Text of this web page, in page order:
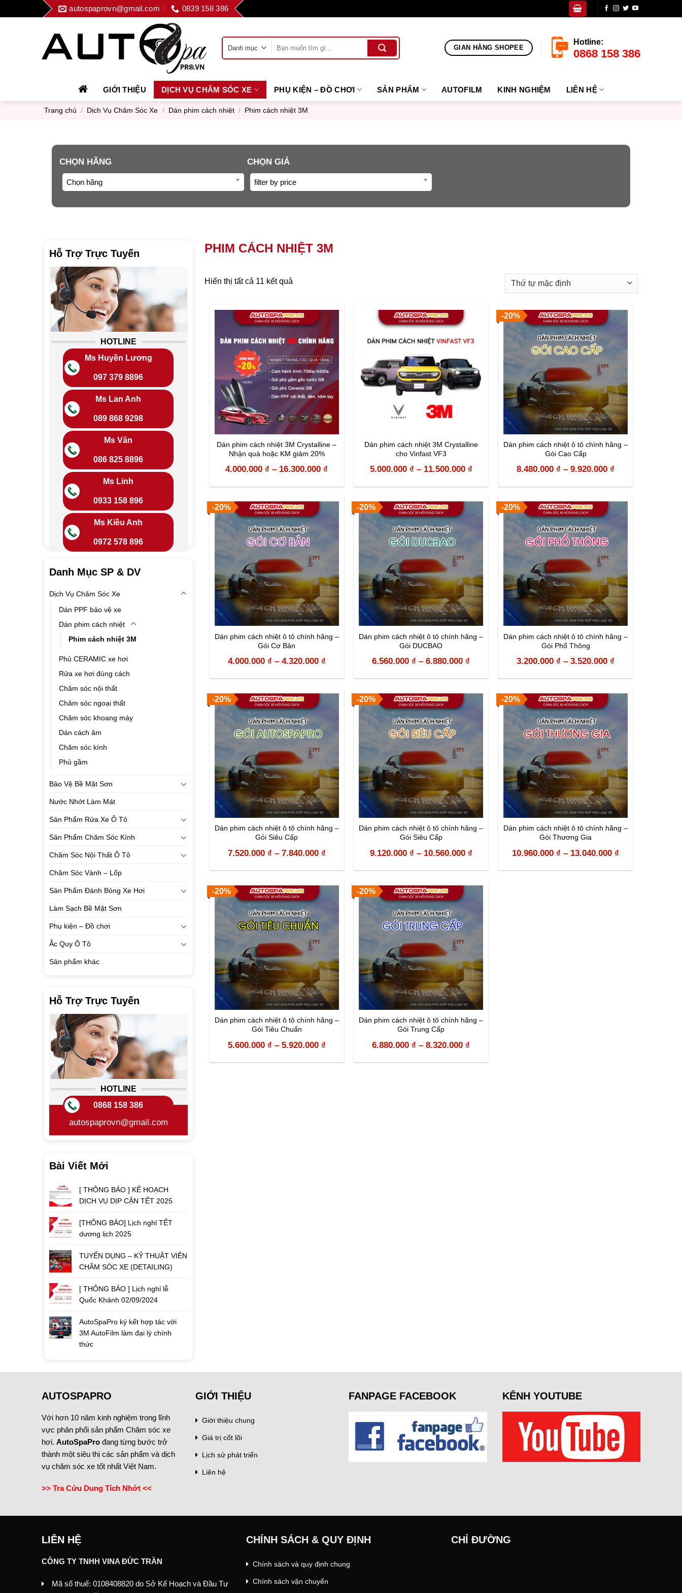
to
autospaprovn@gmail.com 0839 158 386
kiếm:
GIAN HÀNG SHOPEE
Hotline:
0868 158 386
GIỚI THIỆU DỊCH VỤ CHĂM SÓC XE PHỤ KIỆN – ĐỒ CHƠI SẢN PHẨM AUTOFILM KINH NGHIỆM LIÊN HỆ
Trang chủ / Dịch Vụ Chăm Sóc Xe / Dán phim cách nhiệt / Phim cách nhiệt 3M
CHỌN HÃNG
Chọn hãng
CHỌN GIÁ
filter by price
Hỗ Trợ Trực Tuyến
HOTLINE
Ms Huyền Lương
097 379 8896
Ms Lan Anh
089 868 9298
Ms Vân
086 825 8896
Ms Linh
0933 158 896
Ms Kiều Anh
0972 578 896
Danh Mục SP & DV
Dịch Vụ Chăm Sóc Xe
Dán PPF bảo vệ xe
Dán phim cách nhiệt
Phim cách nhiệt 3M
Phủ CERAMIC xe hơi
Rửa xe hơi đúng cách
Chăm sóc nội thất
Chăm sóc ngoại thất
Chăm sóc khoang máy
Dán cách âm
Chăm sóc kính
Phủ gầm
Bảo Vệ Bề Mặt Sơn
Nước Nhớt Làm Mát
Sản Phẩm Rửa Xe Ô Tô
Sản Phẩm Chăm Sóc Kính
Chăm Sóc Nội Thất Ô Tô
Chăm Sóc Vành – Lốp
Sản Phẩm Đánh Bóng Xe Hơi
Làm Sạch Bề Mặt Sơn
Phụ kiện – Đồ chơi
Ắc Quy Ô Tô
Sản phẩm khác
Hỗ Trợ Trực Tuyến
HOTLINE
0868 158 386
autospaprovn@gmail.com
Bài Viết Mới
[ THÔNG BÁO ] KẾ HOẠCH
DỊCH VỤ DỊP CẬN TẾT 2025
[THÔNG BÁO] Lịch nghỉ TẾT
dương lịch 2025
TUYỂN DỤNG – KỸ THUẬT VIÊN
CHĂM SÓC XE (DETAILING)
[ THÔNG BÁO ] Lịch nghỉ lễ
Quốc Khánh 02/09/2024
AutoSpaPro ký kết hợp tác với
3M AutoFilm làm đại lý chính
thức
PHIM CÁCH NHIỆT 3M
Hiển thị tất cả 11 kết quả
Dán phim cách nhiệt 3M Crystalline –
Nhận quà hoặc KM giảm 20%
4.000.000 ₫ – 16.300.000 ₫
Dán phim cách nhiệt 3M Crystalline
cho Vinfast VF3
5.000.000 ₫ – 11.500.000 ₫
-20%
Dán phim cách nhiệt ô tô chính hãng –
Gói Cao Cấp
8.480.000 ₫ –9.920.000 ₫
-20%
Dán phim cách nhiệt ô tô chính hãng –
Gói Cơ Bản
4.000.000 ₫ – 4.320.000 ₫
-20%
Dán phim cách nhiệt ô tô chính hãng –
Gói DUCBAO
6.560.000 ₫ –6.880.000 ₫
-20%
Dán phim cách nhiệt ô tô chính hãng –
Gói Phổ Thông
3.200.000 ₫ –3.520.000 ₫
-20%
Dán phim cách nhiệt ô tô chính hãng –
Gói Siêu Cấp
7.520.000 ₫ – 7.840.000 ₫
-20%
Dán phim cách nhiệt ô tô chính hãng –
Gói Siêu Cấp
9.120.000 ₫ – 10.560.000 ₫
-20%
Dán phim cách nhiệt ô tô chính hãng –
Gói Thương Gia
10.960.000 ₫ – 13.040.000 ₫
-20%
Dán phim cách nhiệt ô tô chính hãng –
Gói Tiêu Chuẩn
5.600.000 ₫ – 5.920.000 ₫
-20%
Dán phim cách nhiệt ô tô chính hãng –
Gói Trung Cấp
6.880.000 ₫ –8.320.000 ₫
AUTOSPAPRO
Với hơn 10 năm kinh nghiệm trong lĩnh
vực phân phối sản phẩm Chăm sóc xe
hơi. AutoSpaPro đang từng bước trở
thành một siêu thị các sản phẩm và dịch
vụ chăm sóc xe tốt nhất Việt Nam.
>> Tra Cứu Dung Tích Nhớt <<
GIỚI THIỆU
Giới thiệu chung
Giá trị cốt lõi
Lịch sử phát triển
Liên hệ
FANPAGE FACEBOOK KÊNH YOUTUBE
LIÊN HỆ
CÔNG TY TNHH VINA ĐỨC TRẦN
Mã số thuế: 0108408820 do Sở Kế Hoạch và Đầu Tư
CHÍNH SÁCH & QUY ĐỊNH
Chính sách và quy định chung
Chính sách vận chuyển
CHỈ ĐƯỜNG